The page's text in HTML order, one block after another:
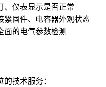
、仪表显示是否正常
紧固件、电容器外观状态
面的电气参数检测
技术服务：